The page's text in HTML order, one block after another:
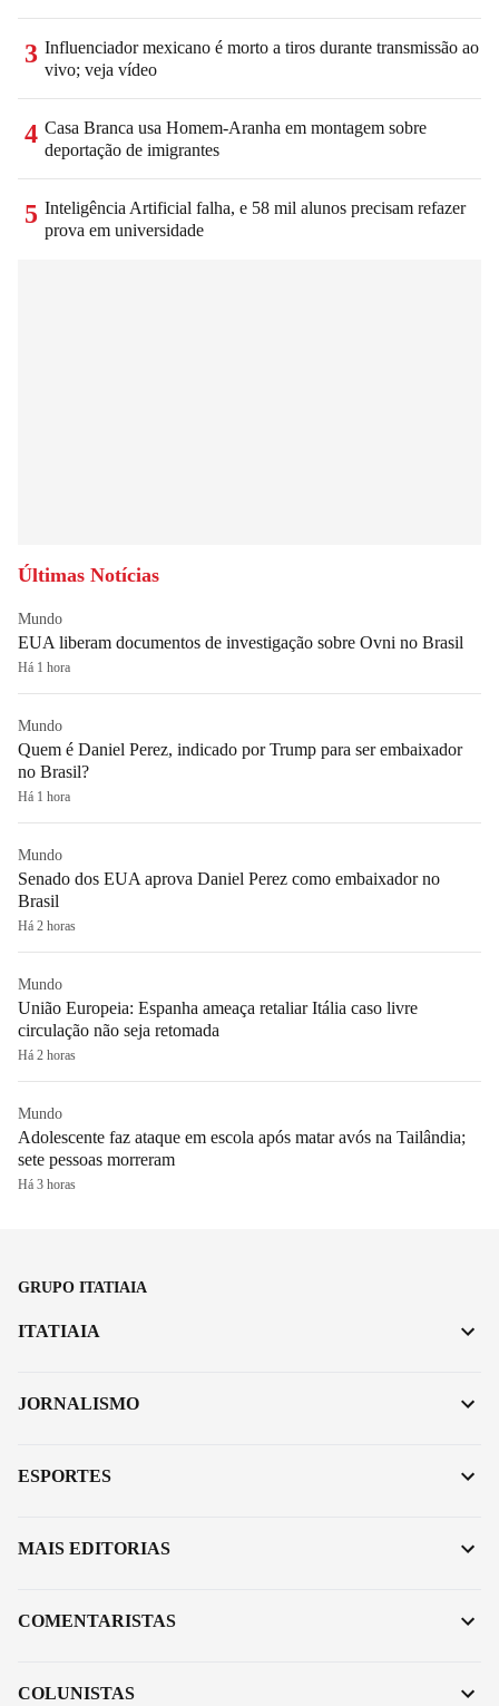
3 Influenciador mexicano é morto a tiros durante transmissão ao
vivo; veja vídeo
4 Casa Branca usa Homem-Aranha em montagem sobre
deportação de imigrantes
5 Inteligência Artificial falha, e 58 mil alunos precisam refazer
prova em universidade
Últimas Notícias
Mundo
EUA liberam documentos de investigação sobre Ovni no Brasil
Há 1 hora
Mundo
Quem é Daniel Perez, indicado por Trump para ser embaixador
no Brasil?
Há 1 hora
Mundo
Senado dos EUA aprova Daniel Perez como embaixador no
Brasil
Há 2 horas
Mundo
União Europeia: Espanha ameaça retaliar Itália caso livre
circulação não seja retomada
Há 2 horas
Mundo
Adolescente faz ataque em escola após matar avós na Tailândia;
sete pessoas morreram
Há 3 horas
GRUPO ITATIAIA
ITATIAIA
JORNALISMO
ESPORTES
MAIS EDITORIAS
COMENTARISTAS
COLUNISTAS